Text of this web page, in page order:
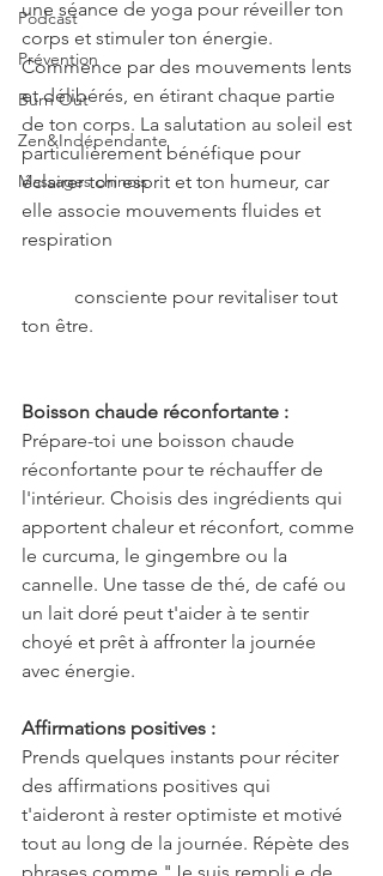
Podcast
Prévention
Burn Out
Zen&Indépendante
Massages chinois
une séance de yoga pour réveiller ton
corps et stimuler ton énergie.
Commence par des mouvements lents
et délibérés, en étirant chaque partie
de ton corps. La salutation au soleil est
particulièrement bénéfique pour
éclairer ton esprit et ton humeur, car
elle associe mouvements fluides et
respiration
ton être.
Boisson chaude réconfortante :
Prépare-toi une boisson chaude
réconfortante pour te réchauffer de
l'intérieur. Choisis des ingrédients qui
apportent chaleur et réconfort, comme
le curcuma, le gingembre ou la
cannelle. Une tasse de thé, de café ou
un lait doré peut t'aider à te sentir
choyé et prêt à affronter la journée
avec énergie.
Affirmations positives :
Prends quelques instants pour réciter
des affirmations positives qui
t'aideront à rester optimiste et motivé
tout au long de la journée. Répète des